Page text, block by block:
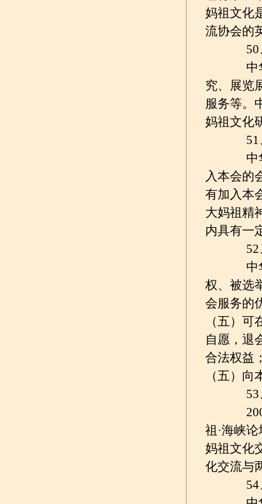
妈祖文化
流协会的
50、
中华
究、展览
服务等。
妈祖文化
51、
中华
入本会的
有加入本
大妈祖精
内具有一
52、
中华
权、被选
会服务的
（五）
自愿，退
合法权益
（五）
53、
2005
祖·海峡
妈祖文化
化交流与
54、